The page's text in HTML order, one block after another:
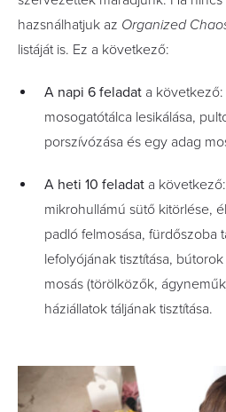
hazsnálhatjuk az Organized
listáját is. Ez a következő:
A napi 6 feladat a következő:
mosogatótálca lesikálása,
porszívózása és egy adag
A heti 10 feladat a
mikrohullámú sütő kitörlése,
padló felmosása, fürdőszoba
lefolyójának tisztítása,
mosás (törölközők,
háziállatok táljának tisztítása.